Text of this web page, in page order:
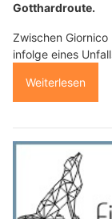
Gotthardroute.
Zwischen
infolge eines
Weiterlesen